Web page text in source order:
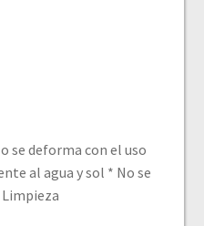
se deforma con el uso
al agua y sol * No se